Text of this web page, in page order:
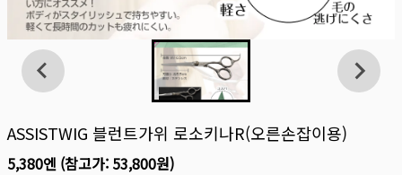
ASSISTWIG 블런트가위 로소키나R(오른손잡이용)
5,380엔 (참고가: 53,800원)